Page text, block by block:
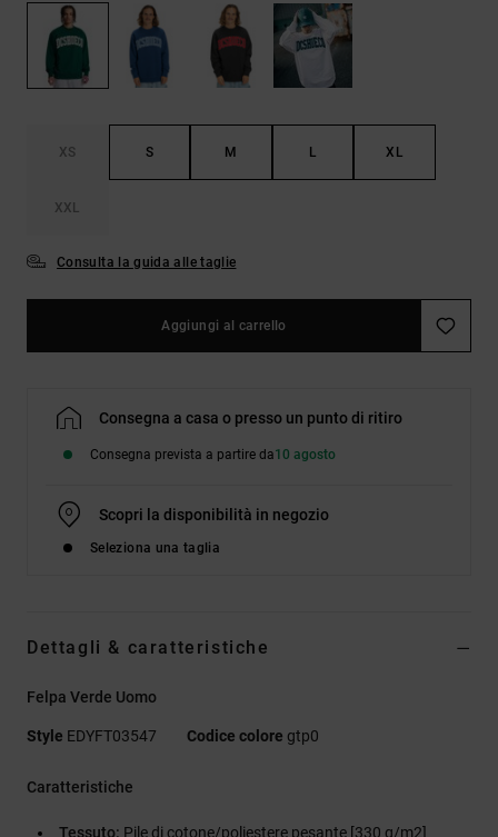
Borse e
zaini
risposte
alle
più
contatto.
XS S M L XL
XXL
Consulta la guida alle taglie
Aggiungi al carrello
Consegna a casa o presso un punto di ritiro
Consegna prevista a partire da10 agosto
Scopri la disponibilità in negozio
Seleziona una taglia
Dettagli & caratteristiche
Felpa Verde Uomo
Style EDYFT03547 Codice colore gtp0
Caratteristiche
Tessuto: Pile di cotone/poliestere pesante [330 g/m2]